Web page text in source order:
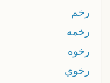
رخم
رخمه
رخوه
رخوي